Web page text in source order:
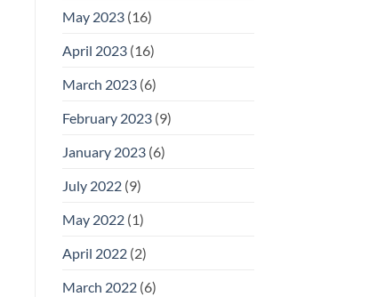
May 2023(16)
April 2023(16)
March 2023(6)
February 2023(9)
January 2023(6)
July 2022(9)
May 2022(1)
April 2022(2)
March 2022(6)